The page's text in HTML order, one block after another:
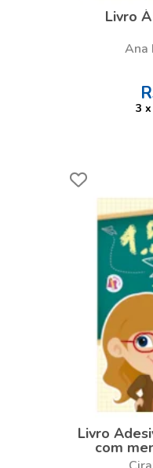
Livro
Ana
3 x
Livro
com